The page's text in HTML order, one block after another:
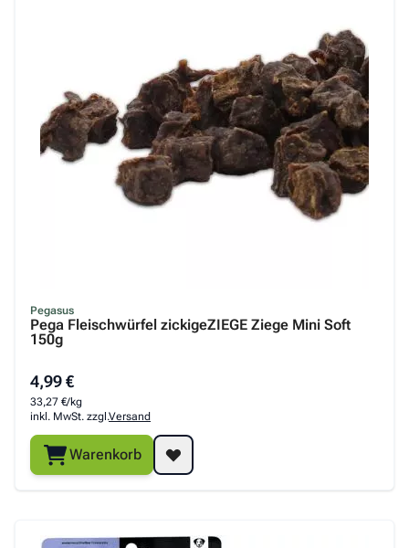
Pegasus
Pega Fleischwürfel zickigeZIEGE Ziege Mini Soft
150g
4,99 €
33,27 €/kg
inkl. MwSt. zzgl.Versand
Warenkorb